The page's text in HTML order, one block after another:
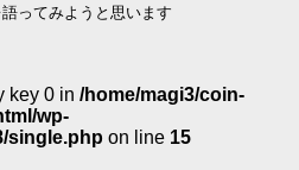
ってみようと思います
key 0 in /home/magi3/coin-
wp-
single.php on line 15